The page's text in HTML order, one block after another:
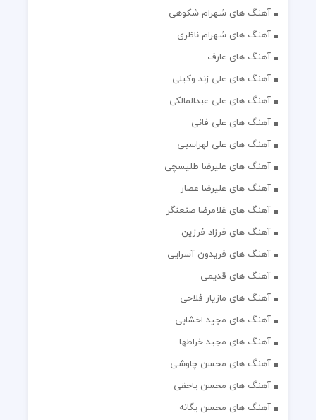
آهنگ های شهرام شکوهی
آهنگ های شهرام ناظری
آهنگ های عارف
آهنگ های علی زند وکیلی
آهنگ های علی عبدالمالکی
آهنگ های علی فانی
آهنگ های علی لهراسبی
آهنگ های علیرضا طلیسچی
آهنگ های علیرضا عصار
آهنگ های غلامرضا صنعتگر
آهنگ های فرزاد فرزین
آهنگ های فریدون آسرایی
آهنگ های قدیمی
آهنگ های مازیار فلاحی
آهنگ های مجید اخشابی
آهنگ های مجید خراطها
آهنگ های محسن چاوشی
آهنگ های محسن یاحقی
آهنگ های محسن یگانه